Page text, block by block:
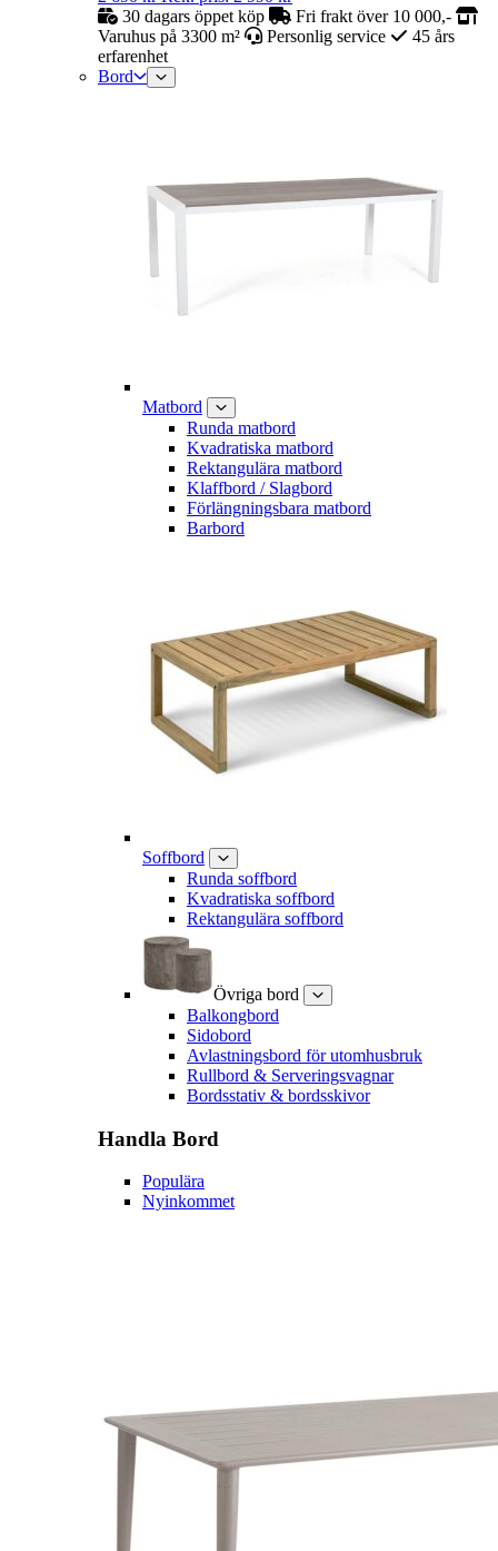
30 dagars öppet köp
Fri frakt över 10 000,-
Varuhus på 3300 m²
Personlig service
45 års
erfarenhet
Bord
Matbord
Runda matbord
Kvadratiska matbord
Rektangulära matbord
Klaffbord / Slagbord
Förlängningsbara matbord
Barbord
Soffbord
Runda soffbord
Kvadratiska soffbord
Rektangulära soffbord
Övriga bord
Balkongbord
Sidobord
Avlastningsbord för utomhusbruk
Rullbord & Serveringsvagnar
Bordsstativ & bordsskivor
Handla Bord
Populära
Nyinkommet